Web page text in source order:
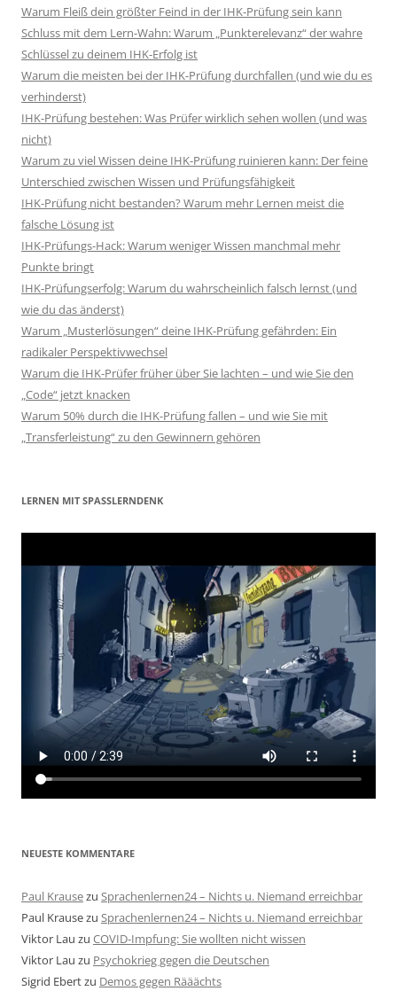
Warum Fleiß dein größter Feind in der IHK-Prüfung sein kann
Schluss mit dem Lern-Wahn: Warum „Punkterelevanz“ der wahre
Schlüssel zu deinem IHK-Erfolg ist
Warum die meisten bei der IHK-Prüfung durchfallen (und wie du es
verhinderst)
IHK-Prüfung bestehen: Was Prüfer wirklich sehen wollen (und was
nicht)
Warum zu viel Wissen deine IHK-Prüfung ruinieren kann: Der feine
Unterschied zwischen Wissen und Prüfungsfähigkeit
IHK-Prüfung nicht bestanden? Warum mehr Lernen meist die
falsche Lösung ist
IHK-Prüfungs-Hack: Warum weniger Wissen manchmal mehr
Punkte bringt
IHK-Prüfungserfolg: Warum du wahrscheinlich falsch lernst (und
wie du das änderst)
Warum „Musterlösungen“ deine IHK-Prüfung gefährden: Ein
radikaler Perspektivwechsel
Warum die IHK-Prüfer früher über Sie lachten – und wie Sie den
„Code“ jetzt knacken
Warum 50% durch die IHK-Prüfung fallen – und wie Sie mit
„Transferleistung“ zu den Gewinnern gehören
LERNEN MIT SPASSLERNDENK
NEUESTE KOMMENTARE
Paul Krausezu Sprachenlernen24 – Nichts u. Niemand erreichbar
Paul Krausezu Sprachenlernen24 – Nichts u. Niemand erreichbar
Viktor Lau zu COVID-Impfung: Sie wollten nicht wissen
Viktor Lau zu Psychokrieg gegen die Deutschen
Sigrid Ebertzu Demos gegen Rääächts